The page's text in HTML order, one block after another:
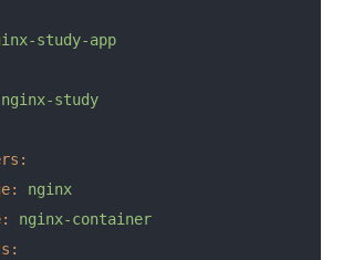
study-app
nginx-study
nginx
nginx-container